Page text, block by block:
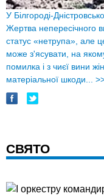
У Білгороді-
Жертва непересічного
статус «нетрупа», але
може з'ясувати, на
помилка і з чиєї вини
матеріальної шкоди...
СВЯТО